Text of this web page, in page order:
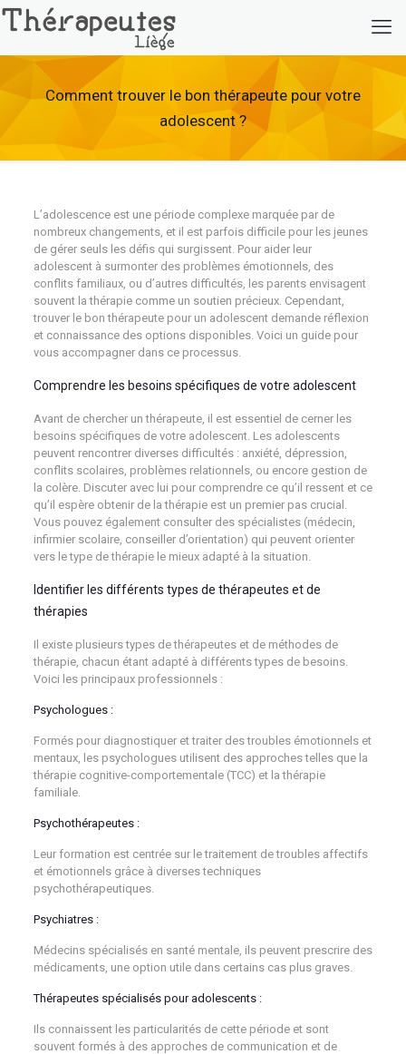
Comment trouver le bon thérapeute pour votre
adolescent ?
L’adolescence est une période complexe marquée par de
nombreux changements, et il est parfois difficile pour les jeunes
de gérer seuls les défis qui surgissent. Pour aider leur
adolescent à surmonter des problèmes émotionnels, des
conflits familiaux, ou d’autres difficultés, les parents envisagent
souvent la thérapie comme un soutien précieux. Cependant,
trouver le bon thérapeute pour un adolescent demande réflexion
et connaissance des options disponibles. Voici un guide pour
vous accompagner dans ce processus.
Comprendre les besoins spécifiques de votre adolescent
Avant de chercher un thérapeute, il est essentiel de cerner les
besoins spécifiques de votre adolescent. Les adolescents
peuvent rencontrer diverses difficultés : anxiété, dépression,
conflits scolaires, problèmes relationnels, ou encore gestion de
la colère. Discuter avec lui pour comprendre ce qu’il ressent et ce
qu’il espère obtenir de la thérapie est un premier pas crucial.
Vous pouvez également consulter des spécialistes (médecin,
infirmier scolaire, conseiller d’orientation) qui peuvent orienter
vers le type de thérapie le mieux adapté à la situation.
Identifier les différents types de thérapeutes et de
thérapies
Il existe plusieurs types de thérapeutes et de méthodes de
thérapie, chacun étant adapté à différents types de besoins.
Voici les principaux professionnels :
Psychologues :
Formés pour diagnostiquer et traiter des troubles émotionnels et
mentaux, les psychologues utilisent des approches telles que la
thérapie cognitive-comportementale (TCC) et la thérapie
familiale.
Psychothérapeutes :
Leur formation est centrée sur le traitement de troubles affectifs
et émotionnels grâce à diverses techniques
psychothérapeutiques.
Psychiatres :
Médecins spécialisés en santé mentale, ils peuvent prescrire des
médicaments, une option utile dans certains cas plus graves.
Thérapeutes spécialisés pour adolescents :
Ils connaissent les particularités de cette période et sont
souvent formés à des approches de communication et de